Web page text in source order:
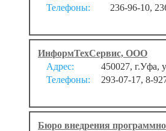
Телефоны:
236-96-10,
ИнформТехСервис, ООО
Адрес:
450027, г.Уфа,
Телефоны:
293-07-17, 8-
Бюро внедрения